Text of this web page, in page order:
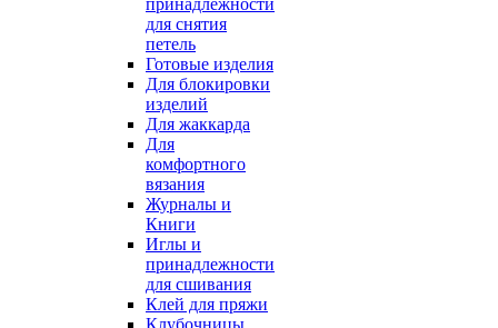
принадлежности
для снятия
петель
Готовые изделия
Для блокировки
изделий
Для жаккарда
Для
комфортного
вязания
Журналы и
Книги
Иглы и
принадлежности
для сшивания
Клей для пряжи
Клубочницы